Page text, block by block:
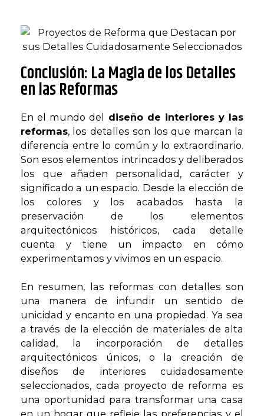
Conclusión: La Magia de los Detalles
en las Reformas
En el mundo del diseño de interiores y las
reformas, los detalles son los que marcan la
diferencia entre lo común y lo extraordinario.
Son esos elementos intrincados y deliberados
los que añaden personalidad, carácter y
significado a un espacio. Desde la elección de
los colores y los acabados hasta la
preservación de los elementos
arquitectónicos históricos, cada detalle
cuenta y tiene un impacto en cómo
experimentamos y vivimos en un espacio.
En resumen, las reformas con detalles son
una manera de infundir un sentido de
unicidad y encanto en una propiedad. Ya sea
a través de la elección de materiales de alta
calidad, la incorporación de detalles
arquitectónicos únicos, o la creación de
diseños de interiores cuidadosamente
seleccionados, cada proyecto de reforma es
una oportunidad para transformar una casa
en un hogar que refleje las preferencias y el